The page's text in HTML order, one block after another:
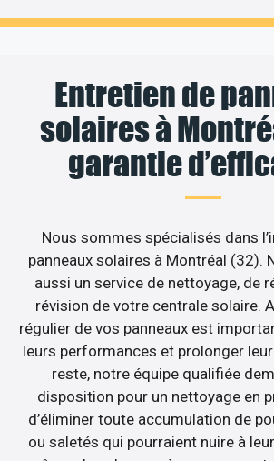
Entretien de
solaires à
garantie
Nous sommes spécialisés dans
panneaux solaires à Montréal (32).
aussi un service de nettoyage, de
révision de votre centrale solaire.
régulier de vos panneaux est
leurs performances et prolonger leur
reste, notre équipe qualifiée
disposition pour un nettoyage en
d’éliminer toute accumulation de
ou saletés qui pourraient nuire à